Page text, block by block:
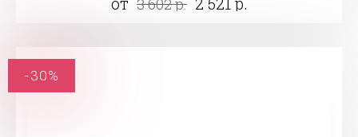
3 602 р.
-30%